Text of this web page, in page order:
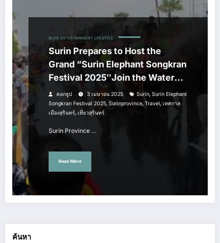
BLOG ENTERTAINMENT LIFESTYLE
Surin Prepares to Host the
Grand “Surin Elephant Songkran
Festival 2025″Join the Water
Festival with Elephants and
Experience Unique Cultural
Traditions
ดอกธูป 3 เมษายน 2025 Surin, Surin Elephant
Songkran Festival 2025, Surinprovince, Travel, เทศกาล
เมืองสุรินทร์, เที่ยวสุรินทร์
Surin Province …
Read More
ค้นหา